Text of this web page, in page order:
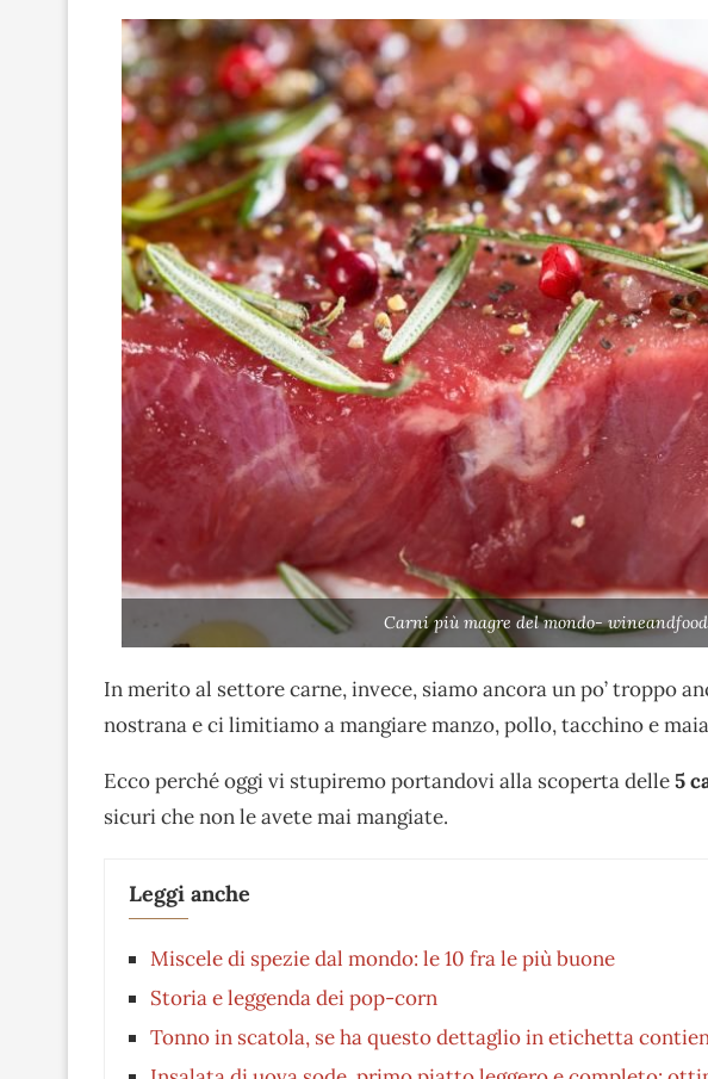
Carni più magre del mondo-
In merito al settore carne, invece, siamo ancora un po’ troppo
nostrana e ci limitiamo a mangiare manzo, pollo, tacchino e
Ecco perché oggi vi stupiremo portandovi alla scoperta delle5
sicuri che non le avete mai mangiate.
Leggi anche
Miscele di spezie dal mondo: le 10 fra le più buone
Storia e leggenda dei pop-corn
Tonno in scatola, se ha questo dettaglio in etichetta